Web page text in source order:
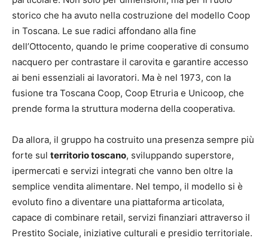
storico che ha avuto nella costruzione del modello Coop
in Toscana. Le sue radici affondano alla fine
dell’Ottocento, quando le prime cooperative di consumo
nacquero per contrastare il carovita e garantire accesso
ai beni essenziali ai lavoratori. Ma è nel 1973, con la
fusione tra Toscana Coop, Coop Etruria e Unicoop, che
prende forma la struttura moderna della cooperativa.
Da allora, il gruppo ha costruito una presenza sempre più
forte sul territorio toscano, sviluppando superstore,
ipermercati e servizi integrati che vanno ben oltre la
semplice vendita alimentare. Nel tempo, il modello si è
evoluto fino a diventare una piattaforma articolata,
capace di combinare retail, servizi finanziari attraverso il
Prestito Sociale, iniziative culturali e presidio territoriale.